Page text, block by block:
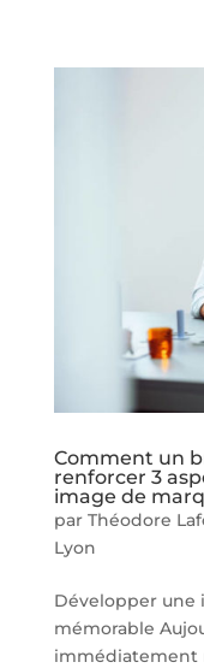
Comment un
renforcer 3
image de
par Théodore
Lyon
Développer
mémorable
immédiatement